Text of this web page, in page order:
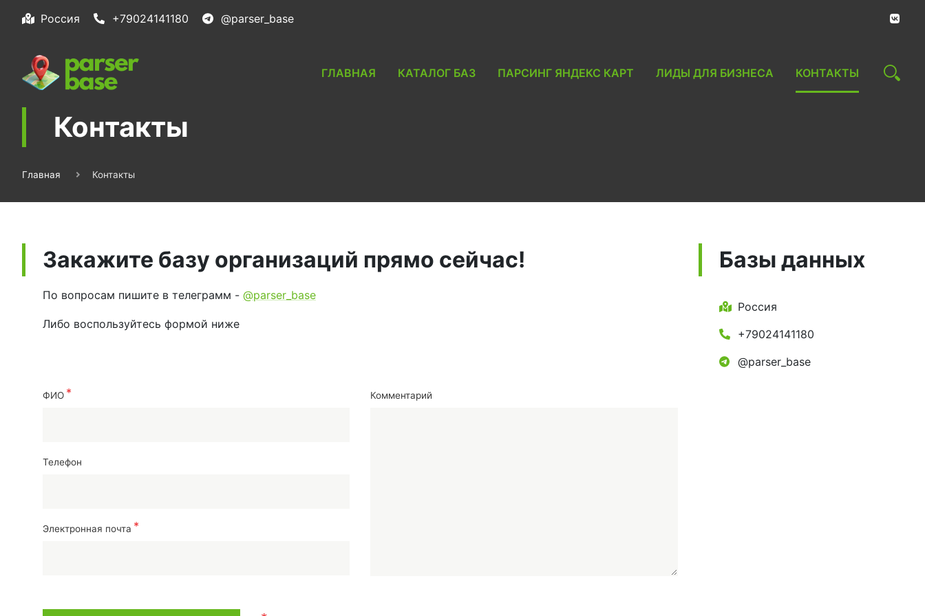
Россия +79024141180 @parser_base
ГЛАВНАЯ КАТАЛОГ БАЗ ПАРСИНГ ЯНДЕКС КАРТ ЛИДЫ ДЛЯ БИЗНЕСА КОНТАКТЫ
Контакты
Главная Контакты
Закажите базу организаций прямо сейчас!
По вопросам пишите в телеграмм - @parser_base
Либо воспользуйтесь формой ниже
ФИО
Телефон
Электронная почта
Комментарий
Базы данных
Россия
+79024141180
@parser_base